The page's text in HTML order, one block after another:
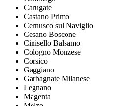
Carugate
Castano Primo
Cernusco sul Naviglio
Cesano Boscone
Cinisello Balsamo
Cologno Monzese
Corsico
Gaggiano
Garbagnate Milanese
Legnano
Magenta